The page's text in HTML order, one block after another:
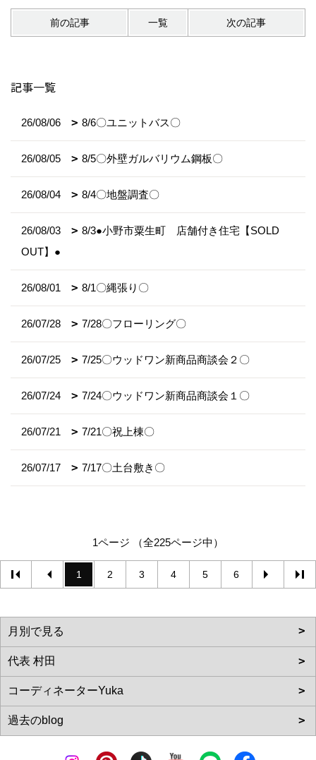
前の記事 一覧 次の記事
記事一覧
26/08/06 8/6〇ユニットバス〇
26/08/05 8/5〇外壁ガルバリウム鋼板〇
26/08/04 8/4〇地盤調査〇
26/08/03
8/3●小野市粟生町 店舗付き住宅【SOLD
OUT】●
26/08/01 8/1〇縄張り〇
26/07/28 7/28〇フローリング〇
26/07/25 7/25〇ウッドワン新商品商談会２〇
26/07/24 7/24〇ウッドワン新商品商談会１〇
26/07/21 7/21〇祝上棟〇
26/07/17 7/17〇土台敷き〇
1ページ （全225ページ中）
1 2 3 4 5 6